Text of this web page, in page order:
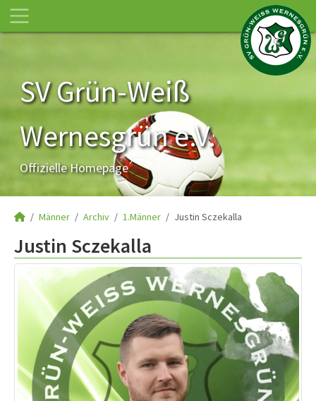
SV Grün-Weiß
Wernesgrün e.V.
Offizielle Homepage
Männer Archiv 1.Männer Justin Sczekalla
Justin Sczekalla